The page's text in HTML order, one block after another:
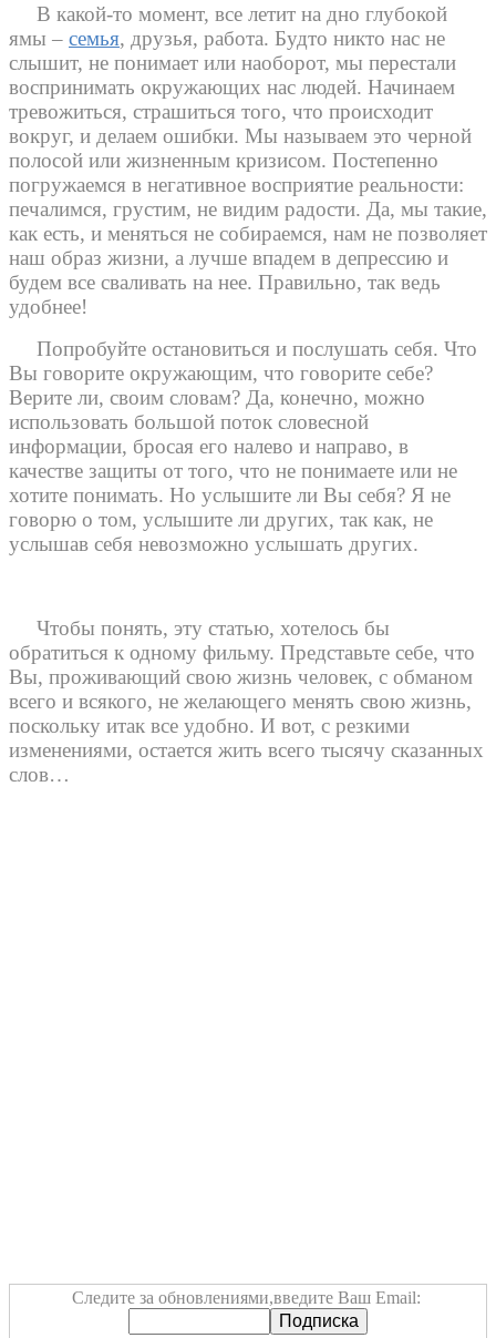
В какой-то момент, все летит на дно глубокой
ямы – семья, друзья, работа. Будто никто нас не
слышит, не понимает или наоборот, мы перестали
воспринимать окружающих нас людей. Начинаем
тревожиться, страшиться того, что происходит
вокруг, и делаем ошибки. Мы называем это черной
полосой или жизненным кризисом. Постепенно
погружаемся в негативное восприятие реальности:
печалимся, грустим, не видим радости. Да, мы такие,
как есть, и меняться не собираемся, нам не позволяет
наш образ жизни, а лучше впадем в депрессию и
будем все сваливать на нее. Правильно, так ведь
удобнее!
Попробуйте остановиться и послушать себя. Что
Вы говорите окружающим, что говорите себе?
Верите ли, своим словам? Да, конечно, можно
использовать большой поток словесной
информации, бросая его налево и направо, в
качестве защиты от того, что не понимаете или не
хотите понимать. Но услышите ли Вы себя? Я не
говорю о том, услышите ли других, так как, не
услышав себя невозможно услышать других.
Чтобы понять, эту статью, хотелось бы
обратиться к одному фильму. Представьте себе, что
Вы, проживающий свою жизнь человек, с обманом
всего и всякого, не желающего менять свою жизнь,
поскольку итак все удобно. И вот, с резкими
изменениями, остается жить всего тысячу сказанных
слов…
Следите за обновлениями,введите Ваш Email: